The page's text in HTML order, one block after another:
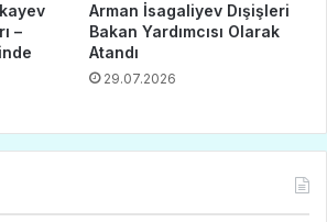
–
Arman İsagaliyev Dışişleri
Bakan Yardımcısı Olarak
Atandı
29.07.2026